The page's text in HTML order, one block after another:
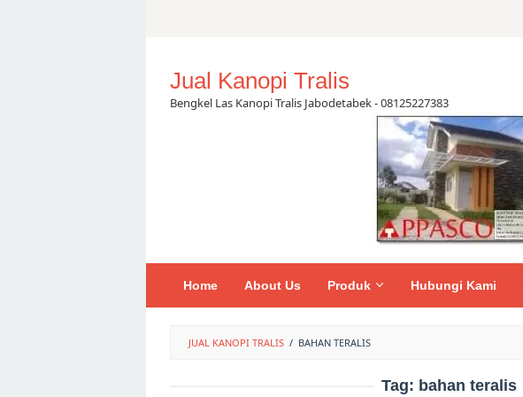
Jual Kanopi Tralis
Bengkel Las Kanopi Tralis Jabodetabek - 08125227383
Home About Us Produk Hubungi Kami
JUAL KANOPI TRALIS / BAHAN TERALIS
Tag: bahan teralis